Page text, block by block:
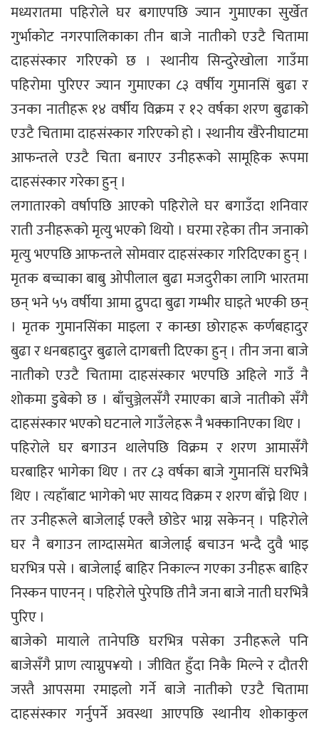
मध्यरातमा पहिरोले घर बगाएपछि ज्यान गुमाएका सुर्खेत
गुर्भाकोट नगरपालिकाका तीन बाजे नातीको एउटै चितामा
दाहसंस्कार गरिएको छ । स्थानीय सिन्दुरेखोला गाउँमा
पहिरोमा पुरिएर ज्यान गुमाएका ८३ वर्षीय गुमानसिं बुढा र
उनका नातीहरू १४ वर्षीय विक्रम र १२ वर्षका शरण बुढाको
एउटै चितामा दाहसंस्कार गरिएको हो । स्थानीय खैरेनीघाटमा
आफन्तले एउटै चिता बनाएर उनीहरूको सामूहिक रूपमा
दाहसंस्कार गरेका हुन् ।
लगातारको वर्षापछि आएको पहिरोले घर बगाउँदा शनिवार
राती उनीहरूको मृत्यु भएको थियो । घरमा रहेका तीन जनाको
मृत्यु भएपछि आफन्तले सोमवार दाहसंस्कार गरिदिएका हुन् ।
मृतक बच्चाका बाबु ओपीलाल बुढा मजदुरीका लागि भारतमा
छन् भने ५५ वर्षीया आमा द्रुपदा बुढा गम्भीर घाइते भएकी छन्
। मृतक गुमानसिंका माइला र कान्छा छोराहरू कर्णबहादुर
बुढा र धनबहादुर बुढाले दागबत्ती दिएका हुन् । तीन जना बाजे
नातीको एउटै चितामा दाहसंस्कार भएपछि अहिले गाउँ नै
शोकमा डुबेको छ । बाँचुञ्जेलसँगै रमाएका बाजे नातीको सँगै
दाहसंस्कार भएको घटनाले गाउँलेहरू नै भक्कानिएका थिए ।
पहिरोले घर बगाउन थालेपछि विक्रम र शरण आमासँगै
घरबाहिर भागेका थिए । तर ८३ वर्षका बाजे गुमानसिं घरभित्रै
थिए । त्यहाँबाट भागेको भए सायद विक्रम र शरण बाँच्ने थिए ।
तर उनीहरूले बाजेलाई एक्लै छोडेर भाग्न सकेनन् । पहिरोले
घर नै बगाउन लाग्दासमेत बाजेलाई बचाउन भन्दै दुवै भाइ
घरभित्र पसे । बाजेलाई बाहिर निकाल्न गएका उनीहरू बाहिर
निस्कन पाएनन् । पहिरोले पुरेपछि तीनै जना बाजे नाती घरभित्रै
पुरिए ।
बाजेको मायाले तानेपछि घरभित्र पसेका उनीहरूले पनि
बाजेसँगै प्राण त्याग्नुप¥यो । जीवित हुँदा निकै मिल्ने र दौतरी
जस्तै आपसमा रमाइलो गर्ने बाजे नातीको एउटै चितामा
दाहसंस्कार गर्नुपर्ने अवस्था आएपछि स्थानीय शोकाकुल